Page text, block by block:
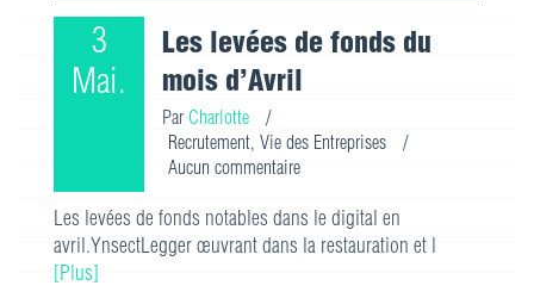
3
Mai.
Les levées de fonds du
mois d’Avril
Par Charlotte
/
Recrutement, Vie des Entreprises
/
Aucun commentaire
Les levées de fonds notables dans le digital en
avril.YnsectLegger œuvrant dans la restauration et l
[Plus]